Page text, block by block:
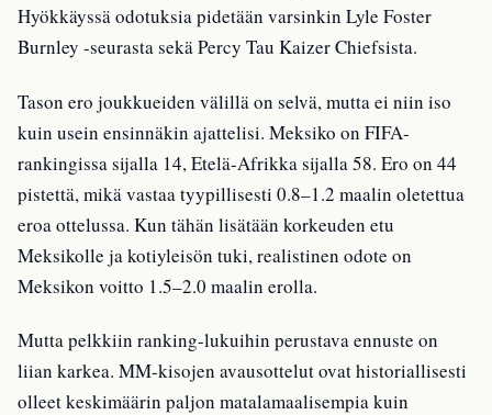
Hyökkäyssä odotuksia pidetään varsinkin Lyle Foster
Burnley -seurasta sekä Percy Tau Kaizer Chiefsista.
Tason ero joukkueiden välillä on selvä, mutta ei niin iso
kuin usein ensinnäkin ajattelisi. Meksiko on FIFA-
rankingissa sijalla 14, Etelä-Afrikka sijalla 58. Ero on 44
pistettä, mikä vastaa tyypillisesti 0.8–1.2 maalin oletettua
eroa ottelussa. Kun tähän lisätään korkeuden etu
Meksikolle ja kotiyleisön tuki, realistinen odote on
Meksikon voitto 1.5–2.0 maalin erolla.
Mutta pelkkiin ranking-lukuihin perustava ennuste on
liian karkea. MM-kisojen avausottelut ovat historiallisesti
olleet keskimäärin paljon matalamaalisempia kuin